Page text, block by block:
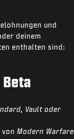
und
deinem
enthalten sind:
Vault oder
Modern Warfare